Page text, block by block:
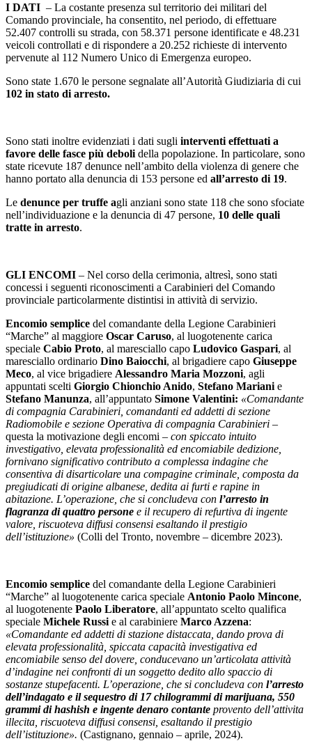
I DATI – La costante presenza sul territorio dei militari del
Comando provinciale, ha consentito, nel periodo, di effettuare
52.407 controlli su strada, con 58.371 persone identificate e 48.231
veicoli controllati e di rispondere a 20.252 richieste di intervento
pervenute al 112 Numero Unico di Emergenza europeo.
Sono state 1.670 le persone segnalate all’Autorità Giudiziaria di cui
102 in stato di arresto.
Sono stati inoltre evidenziati i dati sugli interventi effettuati a
favore delle fasce più deboli della popolazione. In particolare, sono
state ricevute 187 denunce nell’ambito della violenza di genere che
hanno portato alla denuncia di 153 persone ed all’arresto di 19.
Le denunce per truffe agli anziani sono state 118 che sono sfociate
nell’individuazione e la denuncia di 47 persone, 10 delle quali
tratte in arresto.
GLI ENCOMI – Nel corso della cerimonia, altresì, sono stati
concessi i seguenti riconoscimenti a Carabinieri del Comando
provinciale particolarmente distintisi in attività di servizio.
Encomio semplice del comandante della Legione Carabinieri
“Marche” al maggiore Oscar Caruso, al luogotenente carica
speciale Cabio Proto, al maresciallo capo Ludovico Gaspari, al
maresciallo ordinario Dino Baiocchi, al brigadiere capo Giuseppe
Meco, al vice brigadiere Alessandro Maria Mozzoni, agli
appuntati scelti Giorgio Chionchio Anido, Stefano Mariani e
Stefano Manunza, all’appuntato Simone Valentini: «Comandante
di compagnia Carabinieri, comandanti ed addetti di sezione
Radiomobile e sezione Operativa di compagnia Carabinieri –
questa la motivazione degli encomi – con spiccato intuito
investigativo, elevata professionalità ed encomiabile dedizione,
fornivano significativo contributo a complessa indagine che
consentiva di disarticolare una compagine criminale, composta da
pregiudicati di origine albanese, dedita ai furti e rapine in
abitazione. L’operazione, che si concludeva con l’arresto in
flagranza di quattro persone e il recupero di refurtiva di ingente
valore, riscuoteva diffusi consensi esaltando il prestigio
dell’istituzione» (Colli del Tronto, novembre – dicembre 2023).
Encomio semplice del comandante della Legione Carabinieri
“Marche” al luogotenente carica speciale Antonio Paolo Mincone,
al luogotenente Paolo Liberatore, all’appuntato scelto qualifica
speciale Michele Russi e al carabiniere Marco Azzena:
«Comandante ed addetti di stazione distaccata, dando prova di
elevata professionalità, spiccata capacità investigativa ed
encomiabile senso del dovere, conducevano un’articolata attività
d’indagine nei confronti di un soggetto dedito allo spaccio di
sostanze stupefacenti. L’operazione, che si concludeva con l’arresto
dell’indagato e il sequestro di 17 chilogrammi di marijuana, 550
grammi di hashish e ingente denaro contante provento dell’attivita
illecita, riscuoteva diffusi consensi, esaltando il prestigio
dell’istituzione». (Castignano, gennaio – aprile, 2024).